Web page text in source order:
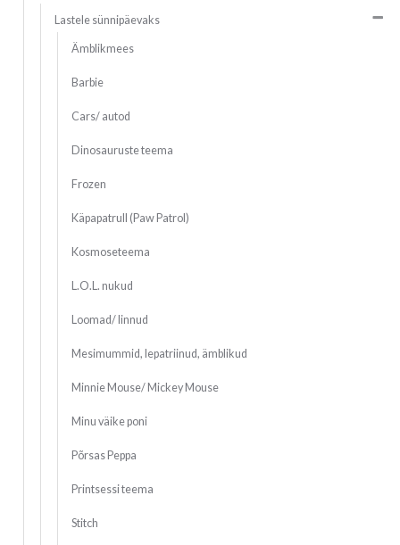
Lastele sünnipäevaks
Ämblikmees
Barbie
Cars/ autod
Dinosauruste teema
Frozen
Käpapatrull (Paw Patrol)
Kosmoseteema
L.O.L. nukud
Loomad/ linnud
Mesimummid, lepatriinud, ämblikud
Minnie Mouse/ Mickey Mouse
Minu väike poni
Põrsas Peppa
Printsessi teema
Stitch